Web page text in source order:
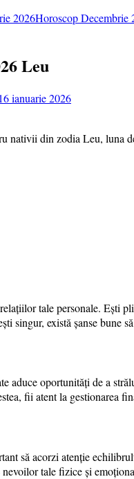
2026Horoscop Decembrie
Leu
16 ianuarie 2026
nativii din zodia Leu, luna
tale personale. Ești
singur, există șanse bune
aduce oportunități de a
fii atent la gestionarea
să acorzi atenție
tale fizice și